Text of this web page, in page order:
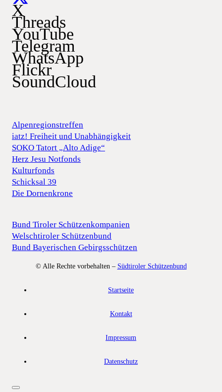
X
Threads
YouTube
Telegram
WhatsApp
Flickr
SoundCloud
Alpenregionstreffen
iatz! Freiheit und Unabhängigkeit
SOKO Tatort „Alto Adige“
Herz Jesu Notfonds
Kulturfonds
Schicksal 39
Die Dornenkrone
Bund Tiroler Schützenkompanien
Welschtiroler Schützenbund
Bund Bayerischen Gebirgsschützen
© Alle Rechte vorbehalten – Südtiroler Schützenbund
Startseite
Kontakt
Impressum
Datenschutz